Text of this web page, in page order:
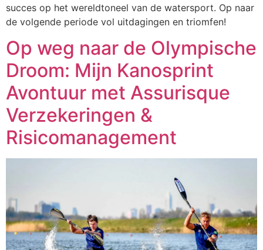
succes op het wereldtoneel van de watersport. Op naar
de volgende periode vol uitdagingen en triomfen!
Op weg naar de Olympische
Droom: Mijn Kanosprint
Avontuur met Assurisque
Verzekeringen &
Risicomanagement